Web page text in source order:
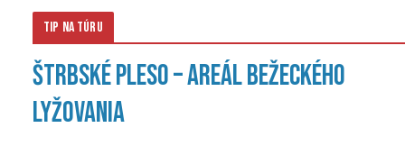
Tip na túru
Štrbské Pleso – Areál bežeckého
lyžovania